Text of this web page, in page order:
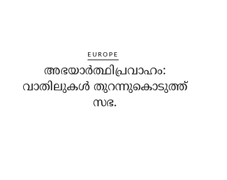
EUROPE
അഭയാര്‍ത്ഥിപ്രവാഹം:
വാതിലുകള്‍ തുറന്നുകൊടുത്ത്
സഭ.